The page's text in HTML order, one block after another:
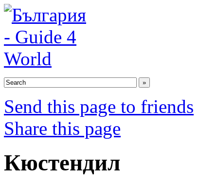
Send this page to friends
Share this page
Кюстендил